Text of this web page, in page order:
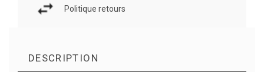
Politique retours
DESCRIPTION